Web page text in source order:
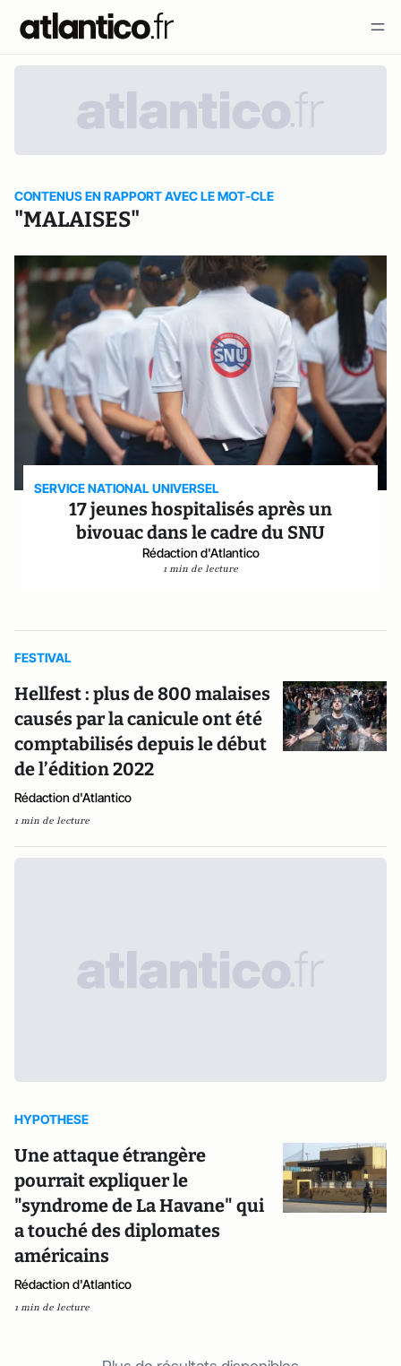
CONTENUS EN RAPPORT AVEC LE MOT-CLE
"MALAISES"
SERVICE NATIONAL UNIVERSEL
17 jeunes hospitalisés après un
bivouac dans le cadre du SNU
Rédaction d'Atlantico
1 min de lecture
FESTIVAL
Hellfest : plus de 800 malaises
causés par la canicule ont été
comptabilisés depuis le début
de l’édition 2022
Rédaction d'Atlantico
1 min de lecture
HYPOTHESE
Une attaque étrangère
pourrait expliquer le
"syndrome de La Havane" qui
a touché des diplomates
américains
Rédaction d'Atlantico
1 min de lecture